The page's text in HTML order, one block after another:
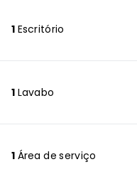
1Escritório
1Lavabo
1Área de serviço